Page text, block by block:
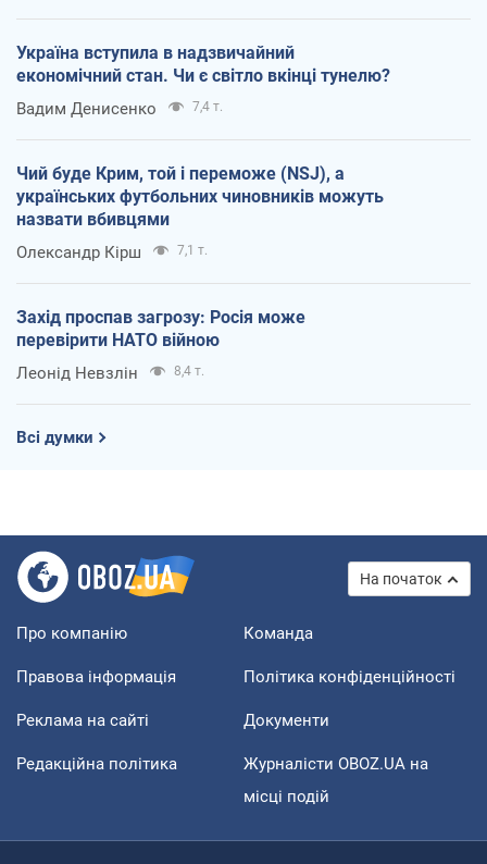
Україна вступила в надзвичайний
економічний стан. Чи є світло вкінці тунелю?
Вадим Денисенко 7,4 т.
Чий буде Крим, той і переможе (NSJ), а
українських футбольних чиновників можуть
назвати вбивцями
Олександр Кірш 7,1 т.
Захід проспав загрозу: Росія може
перевірити НАТО війною
Леонід Невзлін 8,4 т.
Всі думки
На початок
Про компанію Команда
Правова інформація Політика конфіденційності
Реклама на сайті Документи
Редакційна політика
Журналісти OBOZ.UA на
місці подій